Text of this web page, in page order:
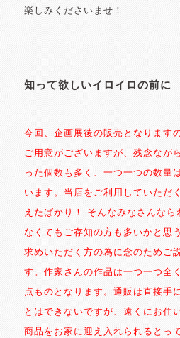
楽しみくださいませ！
知って欲しいイロイロの前に
今回、企画展後の販売となります
ご用意がございますが、残念なが
った個数も多く、一つ一つの数量
います。当店をご利用していただ
えたばかり！ そんなみなさんなら
なくてもご存知の方も多いかと思
求めいただく方の為に念のためご
す。作家さんの作品は一つ一つ全
点ものとなります。通販は直接手
とはできないですが、遠くにお住
商品をお家に迎え入れられるとっ